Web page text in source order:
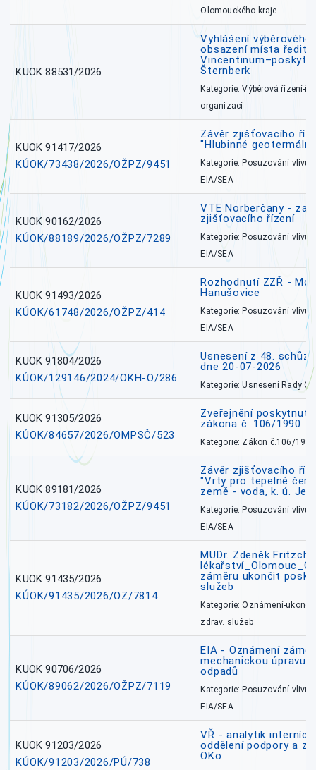
Olomouckého kraje
KUOK 88531/2026
Vyhlášení výběrového
obsazení místa
Šternberk
Kategorie: Výběrová řízení-
organizací
KUOK 91417/2026
KÚOK/73438/2026/OŽPZ/9451
Závěr zjišťovacího
"Hlubinné
Kategorie: Posuzování vlivů
EIA/SEA
KUOK 90162/2026
KÚOK/88189/2026/OŽPZ/7289
VTE Norberčany -
zjišťovacího řízení
Kategorie: Posuzování vlivů
EIA/SEA
KUOK 91493/2026
KÚOK/61748/2026/OŽPZ/414
Rozhodnutí ZZŘ -
Hanušovice
Kategorie: Posuzování vlivů
EIA/SEA
KUOK 91804/2026
KÚOK/129146/2024/OKH-O/286
Usnesení z 48.
dne 20-07-2026
Kategorie: Usnesení Rady
KUOK 91305/2026
KÚOK/84657/2026/OMPSČ/523
Zveřejnění poskytnutí
zákona č. 106/1990
Kategorie: Zákon č.106/1999
KUOK 89181/2026
KÚOK/73182/2026/OŽPZ/9451
Závěr zjišťovacího
"Vrty pro tepelné
země - voda, k. ú.
Kategorie: Posuzování vlivů
EIA/SEA
KUOK 91435/2026
KÚOK/91435/2026/OZ/7814
MUDr. Zdeněk
záměru ukončit
služeb
Kategorie: Oznámení-
zdrav. služeb
KUOK 90706/2026
KÚOK/89062/2026/OŽPZ/7119
EIA - Oznámení
mechanickou úpravu
odpadů
Kategorie: Posuzování vlivů
EIA/SEA
KUOK 91203/2026
KÚOK/91203/2026/PÚ/738
VŘ - analytik
oddělení podpory a
OKo